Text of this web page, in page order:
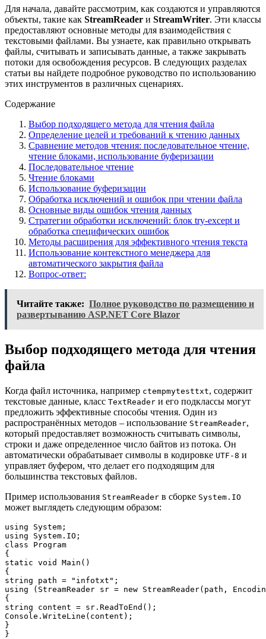
Для начала, давайте рассмотрим, как создаются и управляются
объекты, такие как StreamReader и StreamWriter. Эти классы
предоставляют основные методы для взаимодействия с
текстовыми файлами. Вы узнаете, как правильно открывать
файлы, считывать и записывать данные, а также закрывать
потоки для освобождения ресурсов. В следующих разделах
статьи вы найдете подробное руководство по использованию
этих инструментов в различных сценариях.
Содержание
Выбор подходящего метода для чтения файла
Определение целей и требований к чтению данных
Сравнение методов чтения: последовательное чтение,
чтение блоками, использование буферизации
Последовательное чтение
Чтение блоками
Использование буферизации
Обработка исключений и ошибок при чтении файла
Основные виды ошибок чтения данных
Стратегии обработки исключений: блок try-except и
обработка специфических ошибок
Методы расширения для эффективного чтения текста
Использование контекстного менеджера для
автоматического закрытия файла
Вопрос-ответ:
Читайте также: Полное руководство по размещению и
развертыванию ASP.NET Core Blazor
Выбор подходящего метода для чтения
файла
Когда файл источника, например ctempmytesttxt, содержит
текстовые данные, класс TextReader и его подклассы могут
предложить эффективные способы чтения. Один из
распространённых методов – использование StreamReader,
который предоставляет возможность считывать символы,
строки и даже определенное число байтов из потока. Он
автоматически обрабатывает символы в кодировке UTF-8 и
управляет буфером, что делает его подходящим для
большинства текстовых файлов.
Пример использования StreamReader в сборке System.IO
может выглядеть следующим образом:
using System;
using System.IO;
class Program
{
static void Main()
{
string path = "infotxt";
using (StreamReader sr = new StreamReader(path,
{
string content = sr.ReadToEnd();
Console.WriteLine(content);
}
}